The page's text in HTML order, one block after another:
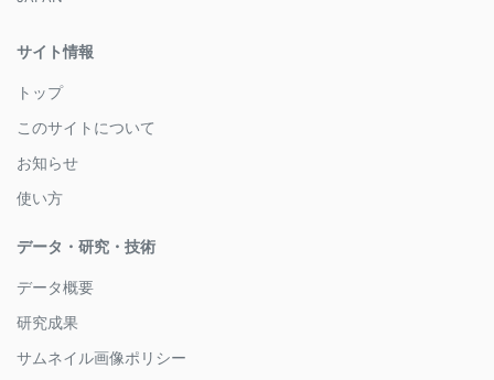
サイト情報
トップ
このサイトについて
お知らせ
使い方
データ・研究・技術
データ概要
研究成果
サムネイル画像ポリシー